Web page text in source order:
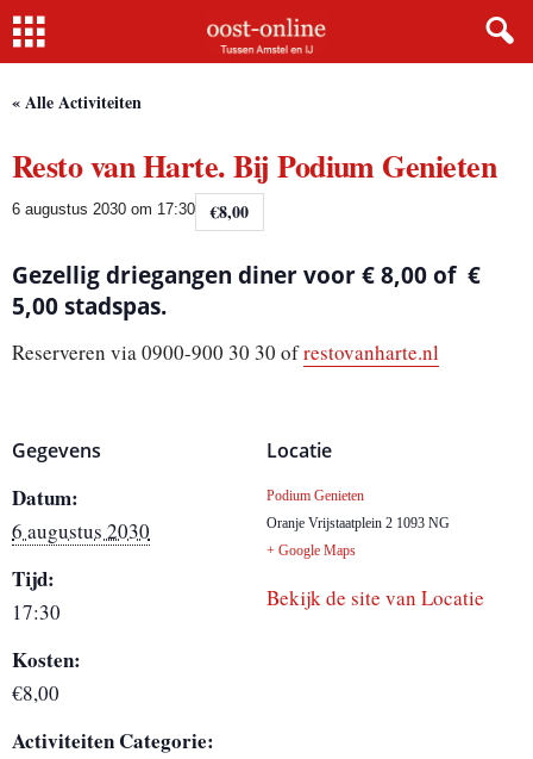
Home
« Alle Activiteiten
Resto van Harte. Bij Podium Genieten
6 augustus 2030 om 17:30 €8,00
Gezellig driegangen diner voor € 8,00 of €
5,00 stadspas.
Reserveren via 0900-900 30 30 ofrestovanharte.nl
Gegevens
Datum:
6 augustus 2030
Tijd:
17:30
Kosten:
€8,00
Activiteiten Categorie:
Locatie
Podium Genieten
Oranje Vrijstaatplein 2 1093 NG
+ Google Maps
Bekijk de site van Locatie